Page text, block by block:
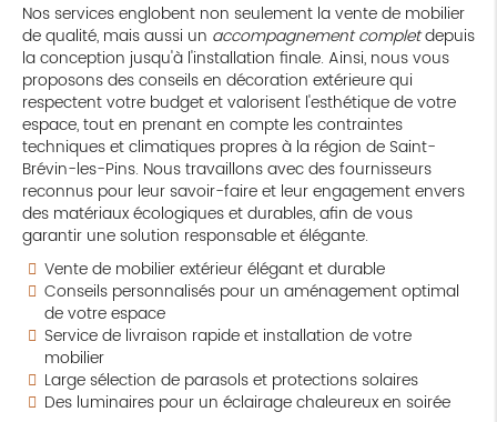
Nos services englobent non seulement la vente de mobilier
de qualité, mais aussi un accompagnement completdepuis
la conception jusqu'à l'installation finale. Ainsi, nous vous
proposons des conseils en décoration extérieure qui
respectent votre budget et valorisent l'esthétique de votre
espace, tout en prenant en compte les contraintes
techniques et climatiques propres à la région de Saint-
Brévin-les-Pins. Nous travaillons avec des fournisseurs
reconnus pour leur savoir-faire et leur engagement envers
des matériaux écologiques et durables, afin de vous
garantir une solution responsable et élégante.
Vente de mobilier extérieur élégant et durable
Conseils personnalisés pour un aménagement optimal
de votre espace
Service de livraison rapide et installation de votre
mobilier
Large sélection de parasols et protections solaires
Des luminaires pour un éclairage chaleureux en soirée